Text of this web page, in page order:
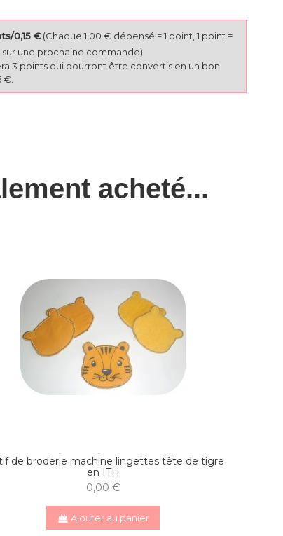
0,15 € (Chaque 1,00 € dépensé = 1 point, 1 point =
une prochaine commande)
3 points qui pourront être convertis en un bon
€.
acheté...
de broderie machine lingettes tête de tigre
en ITH
0,00 €
Ajouter au panier